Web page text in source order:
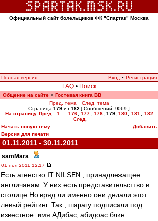
Официальный сайт болельщиков ФК "Спартак" Москва
Полная версия Вход • Регистрация
FAQ • Поиск
Общение на сайте » Гостевая книга ВВ
Пред. тема | След. тема
Страница 179 из 182 [ Сообщений: 9069 ]
На страницу Пред. 1 176 177 178 179, 180 181
182
След.
Начать новую тему
Добавить
Версия для печати
01.11.2011 - 30.11.2011
samMara -
01 ноя 2011 12:17
Есть агенство IT NILSEN , принадлежащее
англичанам. У них есть представительсттво в
столице.Но вряд ли именно они делали этот
левый рейтинг. Так , шарагу подписали под
известное. имя.АДибас, абидоас блин.